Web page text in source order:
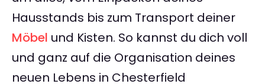
Hausstands bis zum Transport deiner
Möbel und Kisten. So kannst du dich voll
und ganz auf die Organisation deines
neuen Lebens in Chesterfield